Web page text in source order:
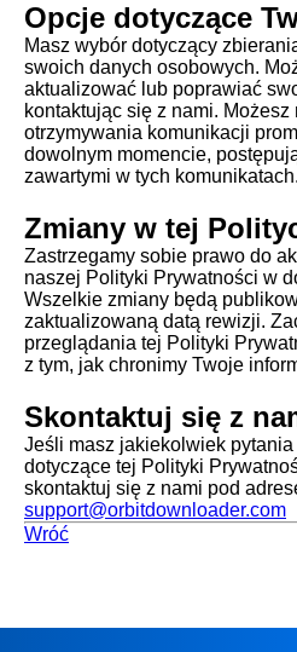
Opcje dotyczące
Masz wybór dotyczący
swoich danych osobowych.
aktualizować lub poprawiać
kontaktując się z nami.
otrzymywania komunikacji
dowolnym momencie,
zawartymi w tych komunikatach.
Zmiany w tej
Zastrzegamy sobie prawo do
naszej Polityki Prywatności w
Wszelkie zmiany będą
zaktualizowaną datą rewizji.
przeglądania tej Polityki
z tym, jak chronimy Twoje
Skontaktuj się z
Jeśli masz jakiekolwiek
dotyczące tej Polityki
skontaktuj się z nami pod
support@orbitdownloader.com
Wróć